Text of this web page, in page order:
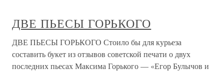
ДВЕ ПЬЕСЫ ГОРЬКОГО
ДВЕ ПЬЕСЫ ГОРЬКОГО Стоило бы для курьеза
составить букет из отзывов советской печати о двух
последних пьесах Максима Горького — «Егор Булычов и